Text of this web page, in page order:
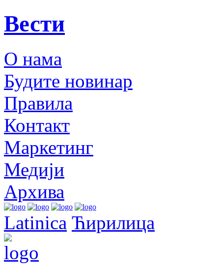
Вести
О нама
Будите новинар
Правила
Контакт
Маркетинг
Медији
Архива
Latinica Ћирилица